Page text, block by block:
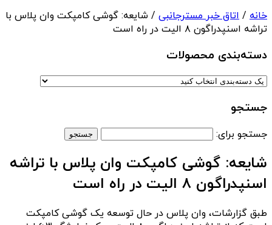
خانه / اتاق خبر مسترجانبی / شایعه: گوشی کامپکت وان پلاس با
تراشه اسنپدراگون ۸ الیت در راه است
دسته‌بندی‌ محصولات
جستجو
جستجو برای:
شایعه: گوشی کامپکت وان پلاس با تراشه
اسنپدراگون ۸ الیت در راه است
طبق گزارشات، وان پلاس در حال توسعه یک گوشی کامپکت